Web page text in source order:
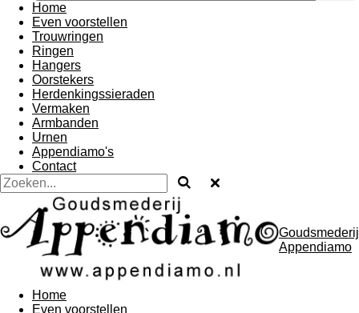
Home
Even voorstellen
Trouwringen
Ringen
Hangers
Oorstekers
Herdenkingssieraden
Vermaken
Armbanden
Urnen
Appendiamo's
Contact
Goudsmederij
Appendiamo
Home
Even voorstellen